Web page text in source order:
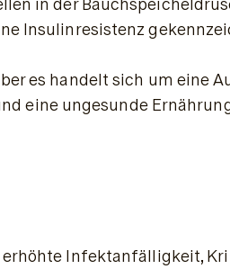
Insulinresistenz
es handelt sich um
eine ungesunde
Infektanfälligkeit,